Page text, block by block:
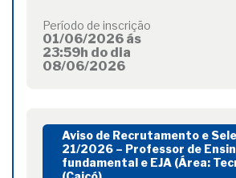
Período de inscrição
01/06/2026 ás
23:59h do dia
08/06/2026
Aviso de Recrutamento e
21/2026 – Professor de
fundamental e EJA (Área: